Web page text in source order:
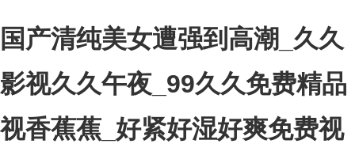
国产清纯美女遭强到高潮_久久
影视久久午夜_99久久免费精品
视香蕉蕉_好紧好湿好爽免费视